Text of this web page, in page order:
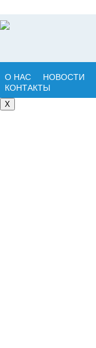
О НАС НОВОСТИ
КОНТАКТЫ